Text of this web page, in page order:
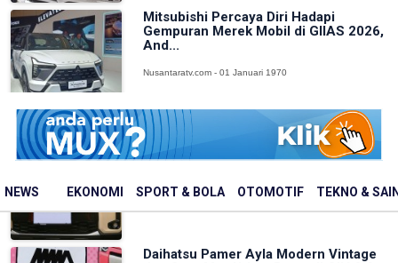
NEWS EKONOMI SPORT & BOLA OTOMOTIF TEKNO &
Mitsubishi Percaya Diri Hadapi
Gempuran Merek Mobil di GIIAS 2026,
And...
Nusantaratv.com - 01 Januari 1970
Suzuki XL7 Terbaru Jadi Primadona
Test Drive di GIIAS 2026, Fitur dan...
Daihatsu Pamer Ayla Modern Vintage